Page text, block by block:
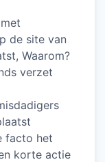
de site van
Waarom?
verzet
facto het
korte actie